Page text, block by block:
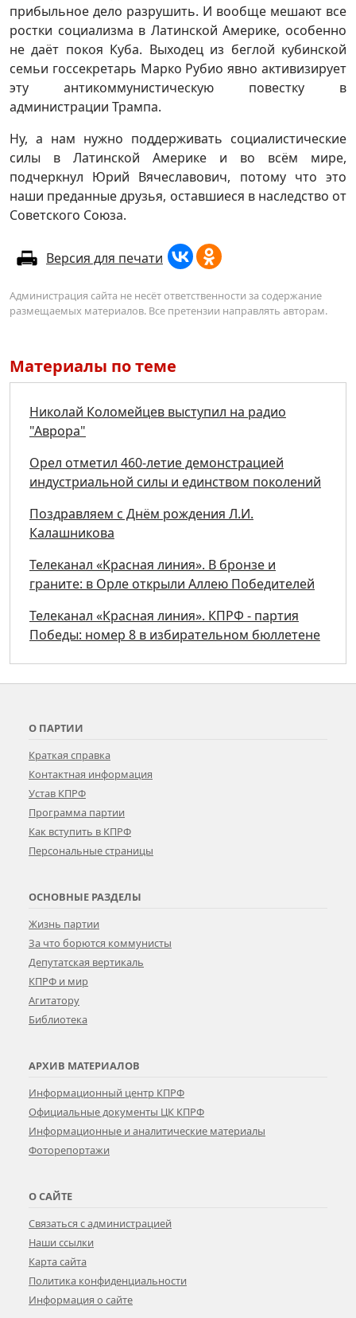
прибыльное дело разрушить. И вообще мешают все
ростки социализма в Латинской Америке, особенно
не даёт покоя Куба. Выходец из беглой кубинской
семьи госсекретарь Марко Рубио явно активизирует
эту антикоммунистическую повестку в
администрации Трампа.
Ну, а нам нужно поддерживать социалистические
силы в Латинской Америке и во всём мире,
подчеркнул Юрий Вячеславович, потому что это
наши преданные друзья, оставшиеся в наследство от
Советского Союза.
Версия для печати
Администрация сайта не несёт ответственности за содержание
размещаемых материалов. Все претензии направлять авторам.
Материалы по теме
Николай Коломейцев выступил на радио
"Аврора"
Орел отметил 460-летие демонстрацией
индустриальной силы и единством поколений
Поздравляем с Днём рождения Л.И.
Калашникова
Телеканал «Красная линия». В бронзе и
граните: в Орле открыли Аллею Победителей
Телеканал «Красная линия». КПРФ - партия
Победы: номер 8 в избирательном бюллетене
О ПАРТИИ
Краткая справка
Контактная информация
Устав КПРФ
Программа партии
Как вступить в КПРФ
Персональные страницы
ОСНОВНЫЕ РАЗДЕЛЫ
Жизнь партии
За что борются коммунисты
Депутатская вертикаль
КПРФ и мир
Агитатору
Библиотека
АРХИВ МАТЕРИАЛОВ
Информационный центр КПРФ
Официальные документы ЦК КПРФ
Информационные и аналитические материалы
Фоторепортажи
О САЙТЕ
Связаться с администрацией
Наши ссылки
Карта сайта
Политика конфиденциальности
Информация о сайте